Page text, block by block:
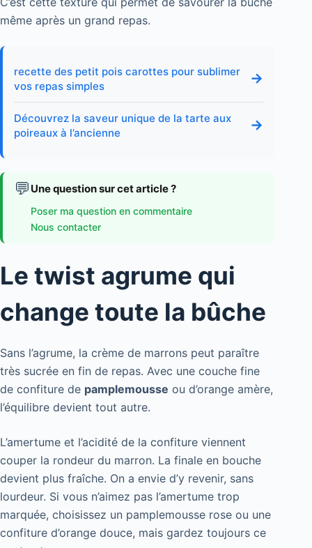
même après un grand repas.
recette des petit pois carottes pour sublimer
vos repas simples
→
Découvrez la saveur unique de la tarte aux
poireaux à l’ancienne
→
💬 Une question sur cet article ?
Poser ma question en commentaire
Nous contacter
Le twist agrume qui
change toute la bûche
Sans l’agrume, la crème de marrons peut paraître
très sucrée en fin de repas. Avec une couche fine
de confiture de pamplemousse ou d’orange amère,
l’équilibre devient tout autre.
L’amertume et l’acidité de la confiture viennent
couper la rondeur du marron. La finale en bouche
devient plus fraîche. On a envie d’y revenir, sans
lourdeur. Si vous n’aimez pas l’amertume trop
marquée, choisissez un pamplemousse rose ou une
confiture d’orange douce, mais gardez toujours ce